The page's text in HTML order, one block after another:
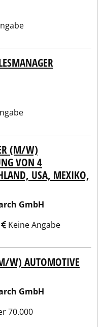
(M/W)
VON 4
USA, MEXIKO, C
GmbH
Keine Angabe
W) AUTOMOTIVE
GmbH
70.000